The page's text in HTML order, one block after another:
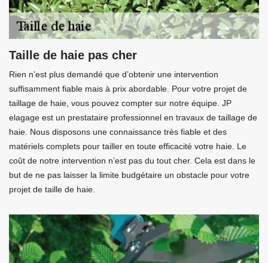
Taille de haie pas cher
Rien n’est plus demandé que d’obtenir une intervention
suffisamment fiable mais à prix abordable. Pour votre projet de
taillage de haie, vous pouvez compter sur notre équipe. JP
elagage est un prestataire professionnel en travaux de taillage de
haie. Nous disposons une connaissance très fiable et des
matériels complets pour tailler en toute efficacité votre haie. Le
coût de notre intervention n’est pas du tout cher. Cela est dans le
but de ne pas laisser la limite budgétaire un obstacle pour votre
projet de taille de haie.